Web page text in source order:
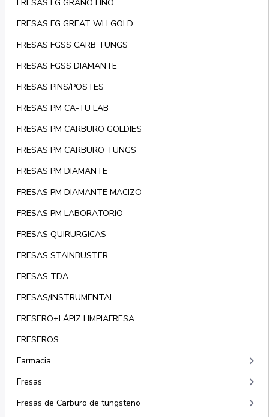
FRESAS FG GRANO FINO
FRESAS FG GREAT WH GOLD
FRESAS FGSS CARB TUNGS
FRESAS FGSS DIAMANTE
FRESAS PINS/POSTES
FRESAS PM CA-TU LAB
FRESAS PM CARBURO GOLDIES
FRESAS PM CARBURO TUNGS
FRESAS PM DIAMANTE
FRESAS PM DIAMANTE MACIZO
FRESAS PM LABORATORIO
FRESAS QUIRURGICAS
FRESAS STAINBUSTER
FRESAS TDA
FRESAS/INSTRUMENTAL
FRESERO+LÁPIZ LIMPIAFRESA
FRESEROS
Farmacia
keyboard_arrow_right
Fresas keyboard_arrow_right
Fresas de Carburo de tungsteno keyboard_arrow_right